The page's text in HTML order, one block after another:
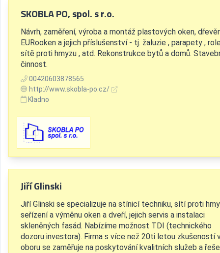
SKOBLA PO, spol. s r.o.
Návrh, zaměření, výroba a montáž plastových oken,
EURooken a jejich příslušenství - tj. žaluzie , parapety ,
sítě proti hmyzu , atd. Rekonstrukce bytů a domů.
činnost.
00420603878565
http://www.skobla-po.cz/
Kladno
Jiří Glinski
Jiří Glinski se specializuje na stínicí techniku, sítí proti
seřízení a výměnu oken a dveří, jejich servis a instalaci
skleněných fasád. Nabízíme možnost TDI (technického
dozoru investora). Firma s více než 20ti letou zkušeností
oboru se zaměřuje na poskytování kvalitních služeb a